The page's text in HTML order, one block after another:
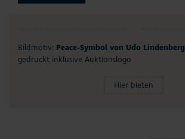
Bildmotiv: Peace-Symbol von Udo Lindenberg
gedruckt inklusive Auktionslogo
Hier bieten